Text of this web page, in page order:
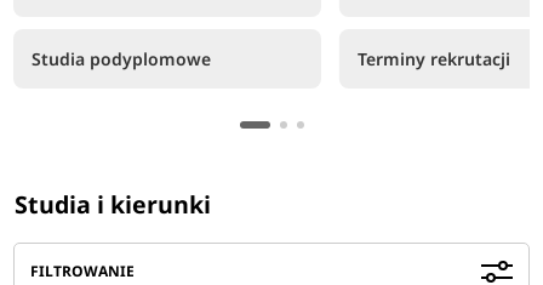
Studia podyplomowe Terminy rekrutacji
Studia i kierunki
FILTROWANIE